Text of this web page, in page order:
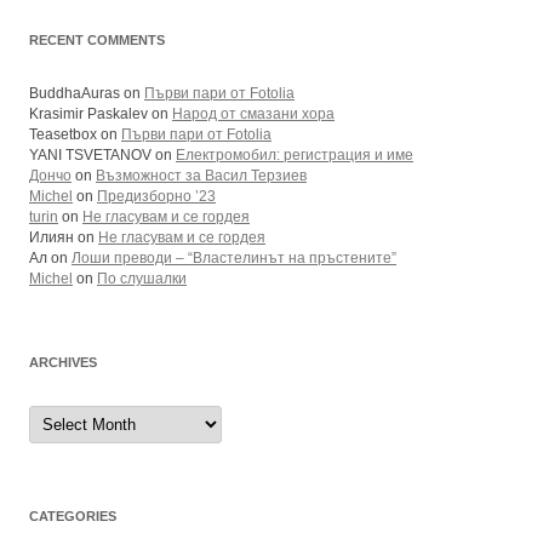
RECENT COMMENTS
BuddhaAuras on Първи пари от Fotolia
Krasimir Paskalev on Народ от смазани хора
Teasetbox on Първи пари от Fotolia
YANI TSVETANOV on Електромобил: регистрация и име
Дончо on Възможност за Васил Терзиев
Michel on Предизборно ’23
turin on Не гласувам и се гордея
Илиян on Не гласувам и се гордея
Ал on Лоши преводи – “Властелинът на пръстените”
Michel on По слушалки
ARCHIVES
Archives
CATEGORIES